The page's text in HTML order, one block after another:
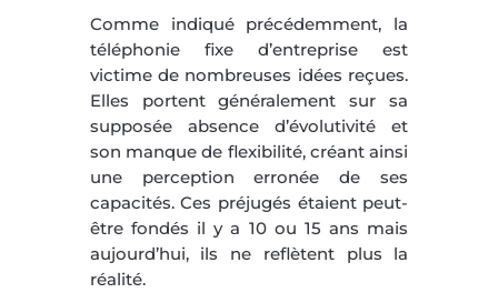
Comme indiqué précédemment, la
téléphonie fixe d’entreprise est
victime de nombreuses idées reçues.
Elles portent généralement sur sa
supposée absence d’évolutivité et
son manque de flexibilité, créant ainsi
une perception erronée de ses
capacités. Ces préjugés étaient peut-
être fondés il y a 10 ou 15 ans mais
aujourd’hui, ils ne reflètent plus la
réalité.